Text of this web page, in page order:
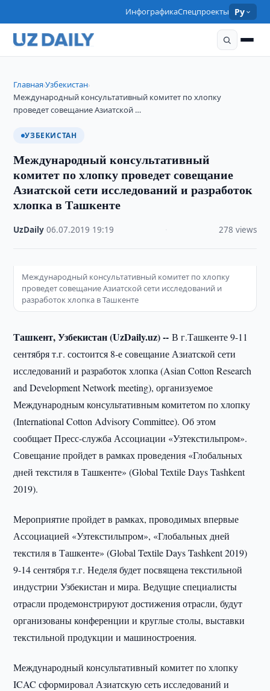
ИнфографикаСпецпроекты Ру
Главная›Узбекистан›
Международный консультативный комитет по хлопку
проведет совещание Азиатской …
УЗБЕКИСТАН
Международный консультативный
комитет по хлопку проведет совещание
Азиатской сети исследований и разработок
хлопка в Ташкенте
UzDaily ·06.07.2019 19:19 278 views
Международный консультативный комитет по хлопку
проведет совещание Азиатской сети исследований и
разработок хлопка в Ташкенте
Ташкент, Узбекистан (UzDaily.uz) --В г.Ташкенте 9-11
сентября т.г. состоится 8-е совещание Азиатской сети
исследований и разработок хлопка (Asian Cotton Research
and Development Network meeting), организуемое
Международным консультативным комитетом по хлопку
(International Cotton Advisory Committee). Об этом
сообщает Пресс-служба Ассоциации «Узтекстильпром».
Совещание пройдет в рамках проведения «Глобальных
дней текстиля в Ташкенте» (Global Textile Days Tashkent
2019).
Мероприятие пройдет в рамках, проводимых впервые
Ассоциацией «Узтекстильпром», «Глобальных дней
текстиля в Ташкенте» (Global Textile Days Tashkent 2019)
9-14 сентября т.г. Неделя будет посвящена текстильной
индустрии Узбекистан и мира. Ведущие специалисты
отрасли продемонстрируют достижения отрасли, будут
организованы конференции и круглые столы, выставки
текстильной продукции и машиностроения.
Международный консультативный комитет по хлопку
ICAC сформировал Азиатскую сеть исследований и